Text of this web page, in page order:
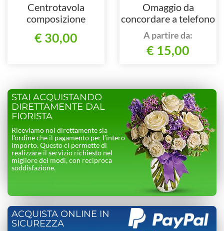
Centrotavola
composizione
€ 30,00
Omaggio da
concordare a telefono
al 3738739966
oppure allo
0321/998248
A partire da:
€ 15,00
STAI ACQUISTANDO
DIRETTAMENTE DAL
FIORISTA
Riceviamo noi direttamente sia
l’ordine che il pagamento per l’intero
importo. Questo ci permette di
realizzare il servizio richiesto nel
migliore dei modi, con reciproca
soddisfazione.
ACQUISTA ONLINE IN
SICUREZZA